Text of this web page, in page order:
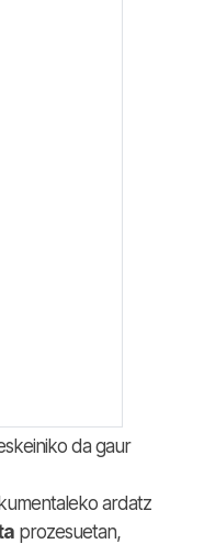
da gaur
ardatz
prozesuetan,